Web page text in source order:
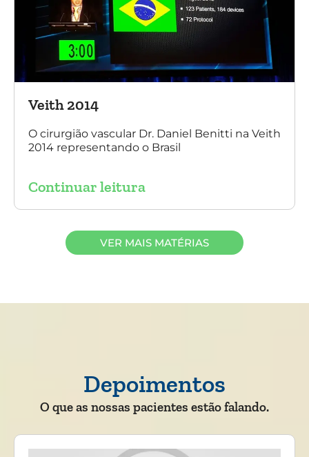
Veith 2014
O cirurgião vascular Dr. Daniel Benitti na Veith
2014 representando o Brasil
Continuar leitura
VER MAIS MATÉRIAS
Depoimentos
O que as nossas pacientes estão falando.